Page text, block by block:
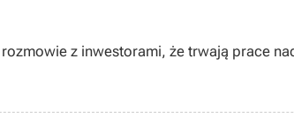
z inwestorami, że trwają prace